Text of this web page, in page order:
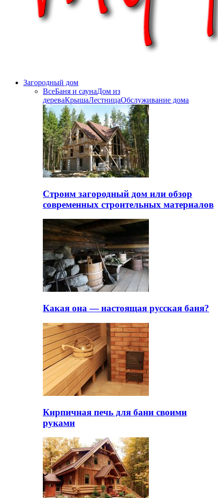
Загородный дом
ВсеБаня и саунаДом из
дереваКрышаЛестницаОбслуживание дома
Строим загородный дом или обзор
современных строительных материалов
Какая она — настоящая русская баня?
Кирпичная печь для бани своими
руками